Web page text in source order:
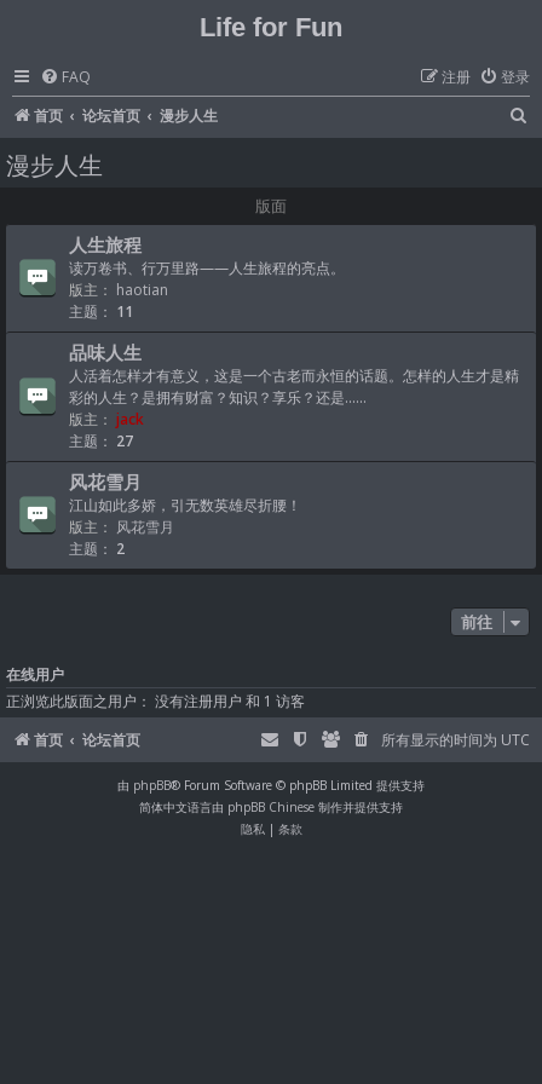
Life for Fun
FAQ 登录
注册
首页
论坛首页 漫步人生
漫步人生
版面
人生旅程
读万卷书、行万里路——人生旅程的亮点。
版主： haotian
主题： 11
品味人生
人活着怎样才有意义，这是一个古老而永恒的话题。怎样的人生才是精
彩的人生？是拥有财富？知识？享乐？还是......
版主： jack
主题： 27
风花雪月
江山如此多娇，引无数英雄尽折腰！
版主： 风花雪月
主题： 2
前往
在线用户
正浏览此版面之用户： 没有注册用户 和 1 访客
首页
论坛首页 所有显示的时间为 UTC
由 phpBB® Forum Software © phpBB Limited 提供支持
简体中文语言由 phpBB Chinese 制作并提供支持
隐私| 条款